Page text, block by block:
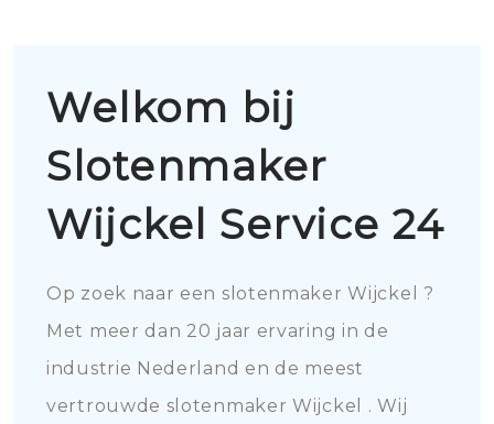
Welkom bij
Slotenmaker
Wijckel Service 24
Op zoek naar een slotenmaker Wijckel ?
Met meer dan 20 jaar ervaring in de
industrie Nederland en de meest
vertrouwde slotenmaker Wijckel . Wij